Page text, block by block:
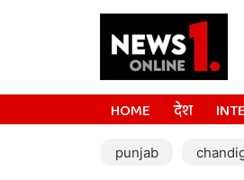
HOME देश
punjab